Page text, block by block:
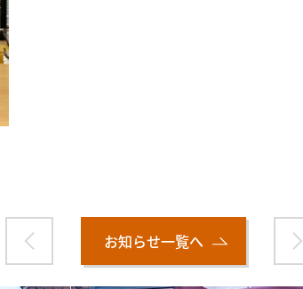
お知らせ一覧へ